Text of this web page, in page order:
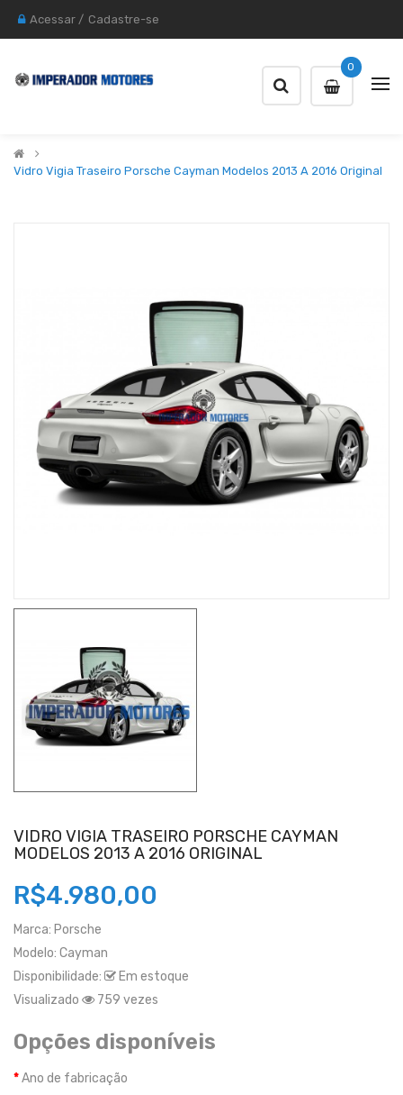
Acessar / Cadastre-se
0
Vidro Vigia Traseiro Porsche Cayman Modelos 2013 A 2016 Original
VIDRO VIGIA TRASEIRO PORSCHE CAYMAN
MODELOS 2013 A 2016 ORIGINAL
R$4.980,00
Marca: Porsche
Modelo: Cayman
Disponibilidade:
Em estoque
Visualizado
759 vezes
Opções disponíveis
Ano de fabricação